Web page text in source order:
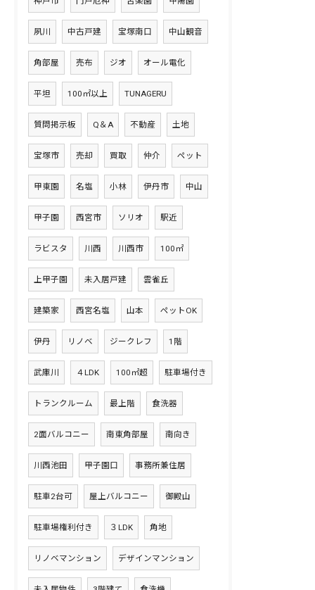
夙川 中古戸建 宝塚南口 中山観音
角部屋 売布 ジオ オール電化
平坦 100㎡以上 TUNAGERU
質問掲示板 Q＆A 不動産 土地
宝塚市 売却 買取 仲介 ペット
甲東園 名塩 小林 伊丹市 中山
甲子園 西宮市 ソリオ 駅近
ラビスタ 川西 川西市 100㎡
上甲子園 未入居戸建 雲雀丘
建築家 西宮名塩 山本 ペットOK
伊丹 リノベ ジークレフ 1階
武庫川 ４LDK 100㎡超 駐車場付き
トランクルーム 最上階 食洗器
2面バルコニー 南東角部屋 南向き
川西池田 甲子園口 事務所兼住居
駐車2台可 屋上バルコニー 御殿山
駐車場権利付き ３LDK 角地
リノベマンション デザインマンション